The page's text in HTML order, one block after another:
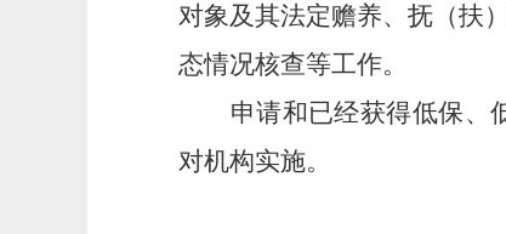
对象及其法定赡养、抚（扶
态情况核查等工作。
申请和已经获得低保、
对机构实施。